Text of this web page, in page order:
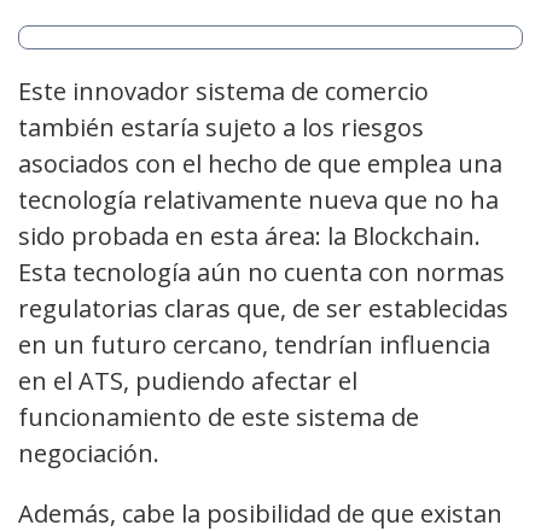
Este innovador sistema de comercio
también estaría sujeto a los riesgos
asociados con el hecho de que emplea una
tecnología relativamente nueva que no ha
sido probada en esta área: la Blockchain.
Esta tecnología aún no cuenta con normas
regulatorias claras que, de ser establecidas
en un futuro cercano, tendrían influencia
en el ATS, pudiendo afectar el
funcionamiento de este sistema de
negociación.
Además, cabe la posibilidad de que existan